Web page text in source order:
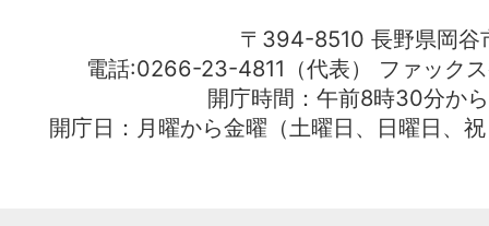
〒394-8510 長野県岡谷
電話:0266-23-4811（代表） ファッ
開庁時間：午前8時30分か
開庁日：月曜から金曜（土曜日、日曜日、